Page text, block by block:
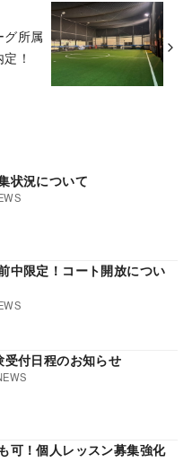
グ所属
！
状況について
中限定！コート開放につい
付日程のお知らせ
可！個人レッスン募集強化